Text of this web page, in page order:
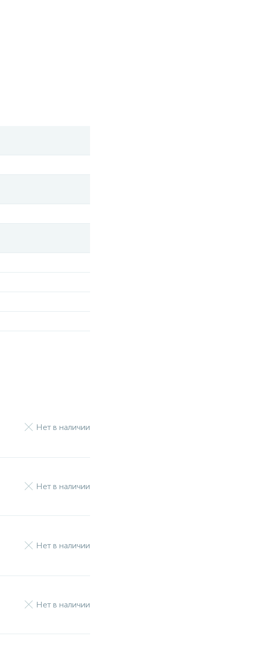
Нет в наличии
Нет в наличии
Нет в наличии
Нет в наличии